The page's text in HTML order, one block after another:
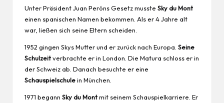
Unter Präsident Juan Peróns Gesetz musste Sky du Mont
einen spanischen Namen bekommen. Als er 4 Jahre alt
war, ließen sich seine Eltern scheiden.
1952 gingen Skys Mutter und er zurück nach Europa. Seine
Schulzeitverbrachte er in London. Die Matura schloss er in
der Schweiz ab. Danach besuchte er eine
Schauspielschulein München.
1971 begann Sky du Montmit seinem Schauspielkarriere. Er